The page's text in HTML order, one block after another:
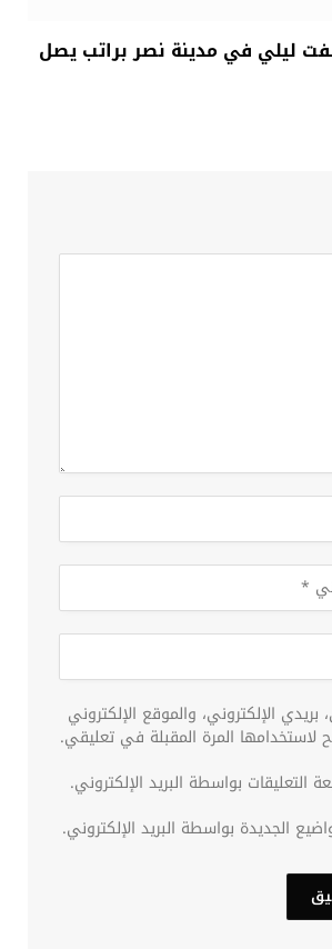
ليلي في مدينة نصر براتب يصل
الإلكتروني، والموقع الإلكتروني
المرة المقبلة في تعليقي.
التعليقات بواسطة البريد الإلكتروني.
الجديدة بواسطة البريد الإلكتروني.